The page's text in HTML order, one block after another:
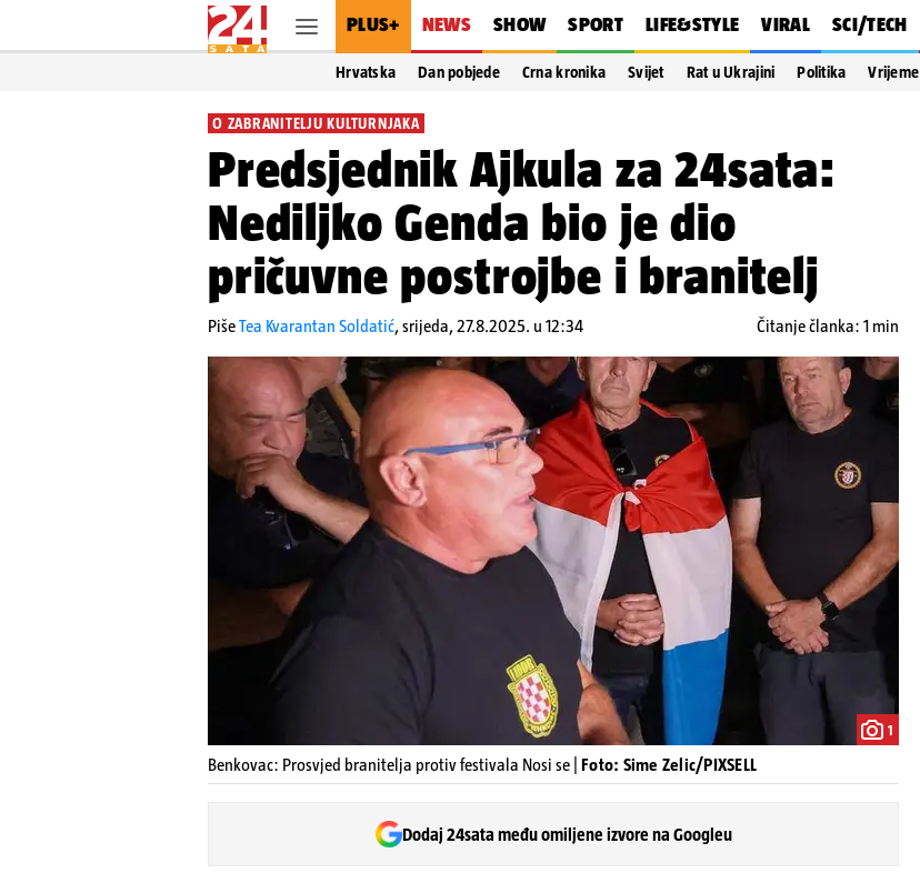
PLUS+ NEWS SHOW SPORT LIFE&STYLE VIRAL SCI/TECH
Hrvatska Dan pobjede Crna kronika Svijet Rat u Ukrajini Politika Vrijeme
O ZABRANITELJU KULTURNJAKA
Predsjednik Ajkula za 24sata:
Nediljko Genda bio je dio
pričuvne postrojbe i branitelj
PišeTea Kvarantan Soldatić,srijeda, 27.8.2025. u 12:34 Čitanje članka: 1 min
1
Benkovac: Prosvjed branitelja protiv festivala Nosi se | Foto: Sime Zelic/PIXSELL
Dodaj 24sata među omiljene izvore na Googleu